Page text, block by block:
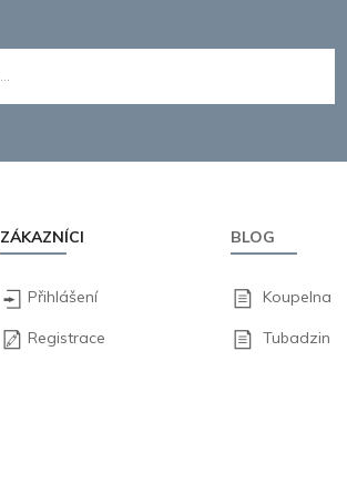
ZÁKAZNÍCI
Přihlášení
Registrace
BLOG
Koupelna
Tubadzin